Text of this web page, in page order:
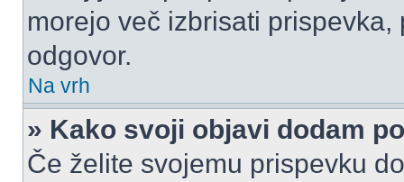
morejo več izbrisati
odgovor.
Na vrh
» Kako svoji objavi dodam
Če želite svojemu prispevku